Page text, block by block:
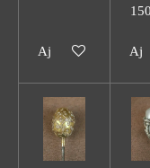
Ajouter au panier